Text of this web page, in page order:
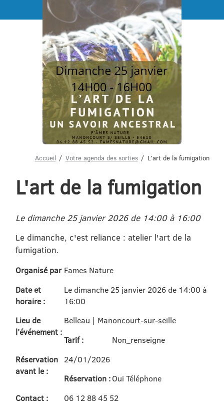
Menu
Accueil Votre agenda des sorties L'art de la fumigation
L'art de la fumigation
Le dimanche 25 janvier 2026 de 14:00 à 16:00
Le dimanche, c'est reliance : atelier l'art de la
fumigation.
Organisé par Fames Nature
Date et
horaire :
Le dimanche 25 janvier 2026 de 14:00 à
16:00
Lieu de
l'événement :
Belleau | Manoncourt-sur-seille
Tarif :
Non_renseigne
Réservation
avant le :
24/01/2026
Réservation : Oui Téléphone
Contact :
06 12 88 45 52